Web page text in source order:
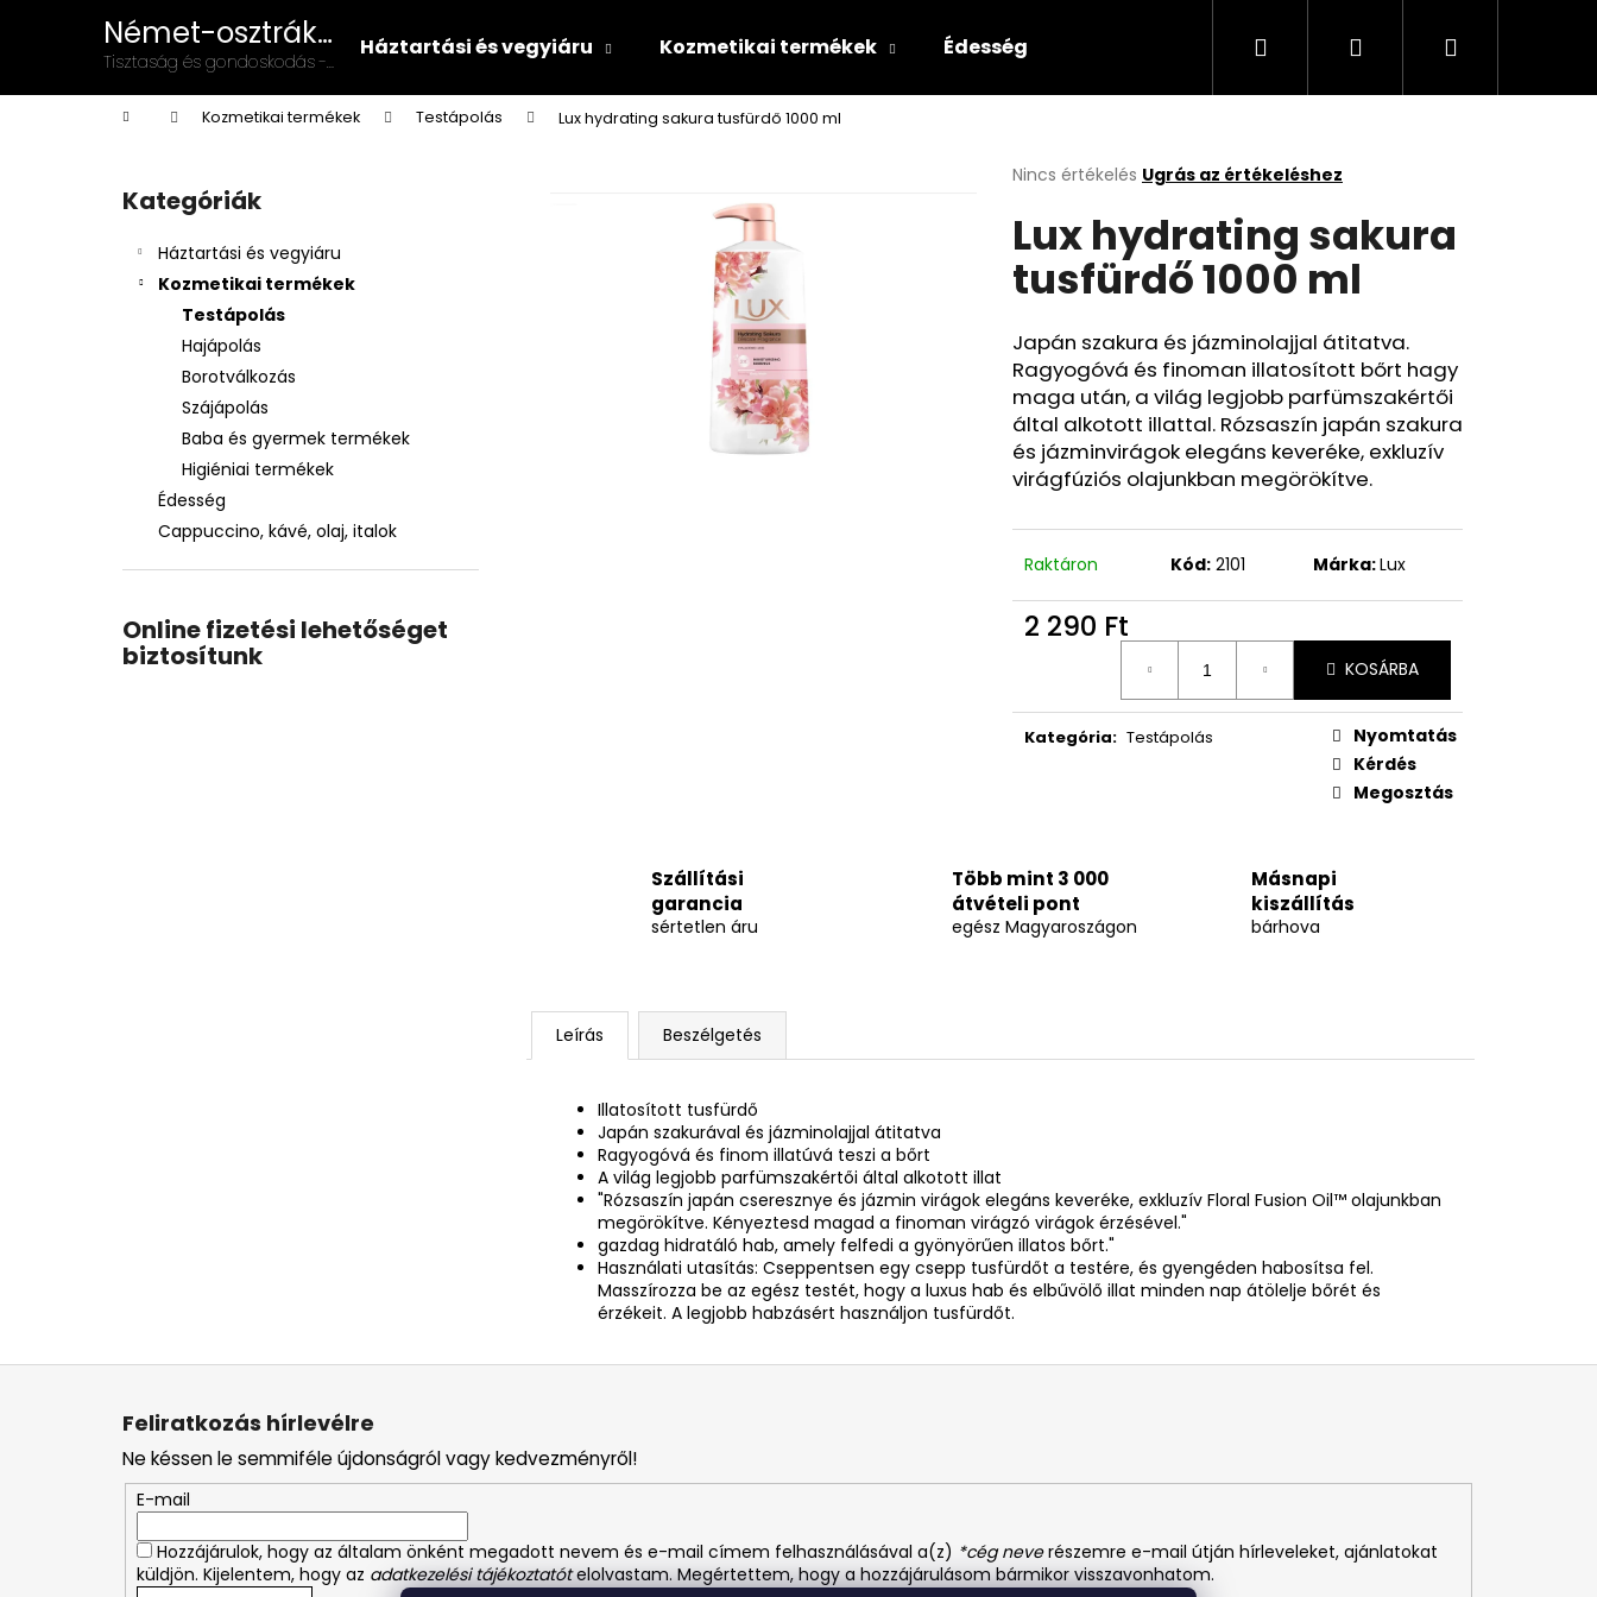
Német-osztrák
vegyiáru és
illatszer
Tisztaság és gondoskodás -
német-osztrák minőség a
mindennapokban!
Háztartási és vegyiáru Kozmetikai termékek Édesség Cappuccino, kávé, olaj, italok Üzleti feltételek
KeresésBejelentkezés
Kosár
KezdőlapKozmetikai termékek Testápolás Lux hydrating sakura tusfürdő 1000 ml
Kategóriák
átugrása
Kategóriák
Háztartási és vegyiáru
Kozmetikai termékek
Testápolás
Hajápolás
Borotválkozás
Szájápolás
Baba és gyermek termékek
Higiéniai termékek
Édesség
Cappuccino, kávé, olaj, italok
Online fizetési lehetőséget
biztosítunk
A
átlagos
értékelése
5-
ből
csillag.
Nincs értékelés Ugrás az értékeléshez
Lux hydrating sakura
tusfürdő 1000 ml
Japán szakura és jázminolajjal átitatva.
Ragyogóvá és finoman illatosított bőrt hagy
maga után, a világ legjobb parfümszakértői
által alkotott illattal. Rózsaszín japán szakura
és jázminvirágok elegáns keveréke, exkluzív
virágfúziós olajunkban megörökítve.
Raktáron Kód: 2101 Márka:Lux
2 290 Ft
KOSÁRBA
Kategória: Testápolás
Nyomtatás
Kérdés
Megosztás
Szállítási
garancia
sértetlen áru
Több mint 3 000
átvételi pont
egész Magyaroszágon
Másnapi
kiszállítás
bárhova
Leírás Beszélgetés
Illatosított tusfürdő
Japán szakurával és jázminolajjal átitatva
Ragyogóvá és finom illatúvá teszi a bőrt
A világ legjobb parfümszakértői által alkotott illat
"Rózsaszín japán cseresznye és jázmin virágok elegáns keveréke, exkluzív Floral Fusion Oil™ olajunkban
megörökítve. Kényeztesd magad a finoman virágzó virágok érzésével."
gazdag hidratáló hab, amely felfedi a gyönyörűen illatos bőrt."
Használati utasítás: Cseppentsen egy csepp tusfürdőt a testére, és gyengéden habosítsa fel.
Masszírozza be az egész testét, hogy a luxus hab és elbűvölő illat minden nap átölelje bőrét és
érzékeit. A legjobb habzásért használjon tusfürdőt.
á
Vissza
a boltba
Vissza
a boltba
Mit keres?
L
Feliratkozás hírlevélre
Ne késsen le semmiféle újdonságról vagy kedvezményről!
E-mail
Hozzájárulok, hogy az általam önként megadott nevem és e-mail címem felhasználásával a(z) *cég neverészemre e-mail útján hírleveleket, ajánlatokat
küldjön. Kijelentem, hogy az adatkezelési tájékoztatót elolvastam. Megértettem, hogy a hozzájárulásom bármikor visszavonhatom.